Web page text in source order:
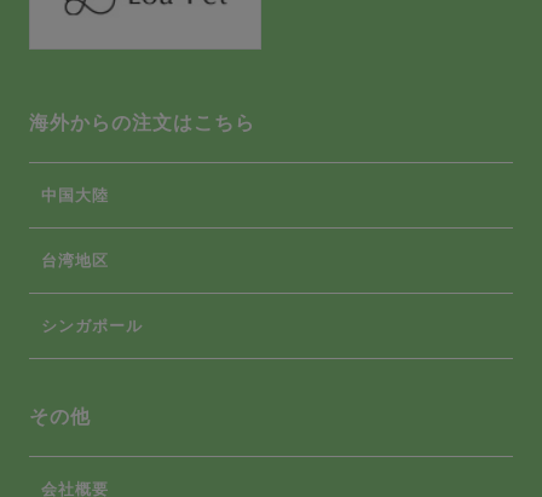
海外からの注文はこちら
中国大陸
台湾地区
シンガポール
その他
会社概要